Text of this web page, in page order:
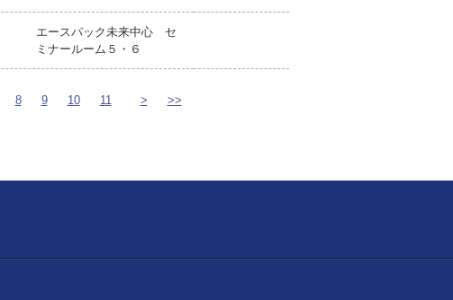
エースパック未来中心 セ
ミナールーム５・６
8 9 10 11 > >>